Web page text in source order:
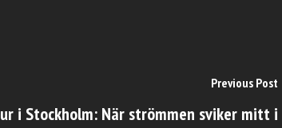
Previous Post
i Stockholm: När strömmen sviker mitt i